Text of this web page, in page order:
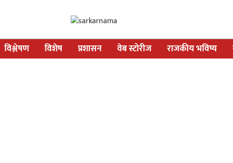
विश्लेषण विशेष प्रशासन वेब स्टोरीज राजकीय भविष्य